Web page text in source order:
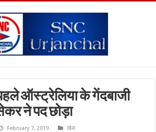
ऑस्ट्रेलिया के गेंदबाजी
ने पद छोड़ा
February 7, 2019 खेल